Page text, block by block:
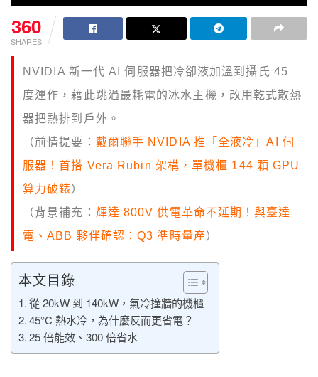
360
SHARES
NVIDIA 新一代 AI 伺服器把冷卻液加溫到攝氏 45
度運作，藉此跳過最耗電的冰水主機，改用乾式散熱
器把熱排到戶外。
（前情提要： 戴爾聯手 NVIDIA 推「全液冷」AI 伺
服器！首搭 Vera Rubin 架構，單機櫃 144 顆 GPU
算力破錶）
（背景補充： 輝達 800V 供電革命不延期！與臺達
電、ABB 夥伴確認：Q3 準時量產）
本文目錄
從 20kW 到 140kW，氣冷撞牆的機櫃
45°C 熱水冷，為什麼反而更省電？
25 倍能效、300 倍省水